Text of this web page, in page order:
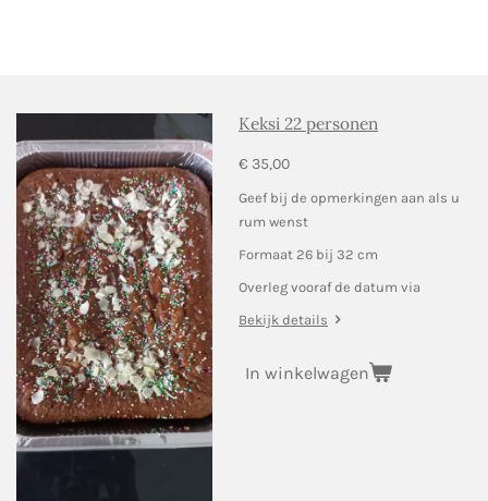
Keksi 22 personen
€ 35,00
Geef bij de opmerkingen aan als u
rum wenst
Formaat 26 bij 32 cm
Overleg vooraf de datum via
Bekijk details
In winkelwagen